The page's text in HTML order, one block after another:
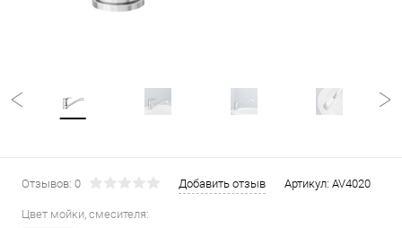
Отзывов: 0 Добавить отзыв Артикул: AV4020
Цвет мойки, смесителя: